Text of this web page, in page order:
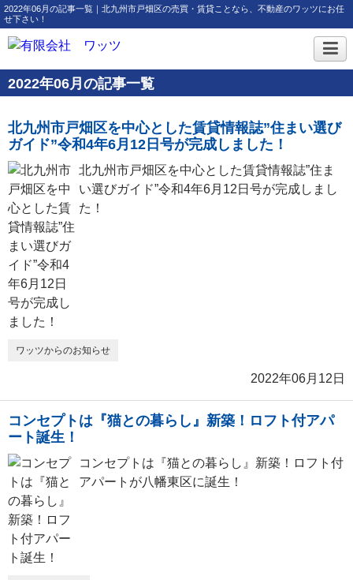
2022年06月の記事一覧｜北九州市戸畑区の売買・賃貸ことなら、不動産のワッツにお任
せ下さい！
2022年06月の記事一覧
北九州市戸畑区を中心とした賃貸情報誌”住まい選び
ガイド”令和4年6月12日号が完成しました！
北九州市戸畑区を中心とした賃貸情報誌”住ま
い選びガイド”令和4年6月12日号が完成しまし
た！
ワッツからのお知らせ
2022年06月12日
コンセプトは『猫との暮らし』新築！ロフト付アパ
ート誕生！
コンセプトは『猫との暮らし』新築！ロフト付
アパートが八幡東区に誕生！